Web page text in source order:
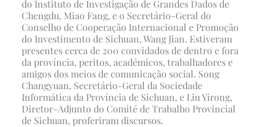
do Instituto de Investigação de Grandes Dados de
Chengdu, Miao Fang, e o Secretário-Geral do
Conselho de Cooperação Internacional e Promoção
do Investimento de Sichuan, Wang Jian. Estiveram
presentes cerca de 200 convidados de dentro e fora
da província, peritos, académicos, trabalhadores e
amigos dos meios de comunicação social. Song
Changyuan, Secretário-Geral da Sociedade
Informática da Província de Sichuan, e Liu Yirong,
Diretor-Adjunto do Comité de Trabalho Provincial
de Sichuan, proferiram discursos.